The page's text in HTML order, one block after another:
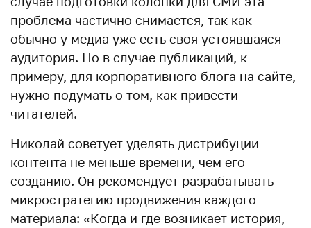
проблема частично снимается, так как
обычно у медиа уже есть своя устоявшаяся
аудитория. Но в случае публикаций, к
примеру, для корпоративного блога на сайте,
нужно подумать о том, как привести
читателей.
Николай советует уделять дистрибуции
контента не меньше времени, чем его
созданию. Он рекомендует разрабатывать
микростратегию продвижения каждого
материала: «Когда и где возникает история,